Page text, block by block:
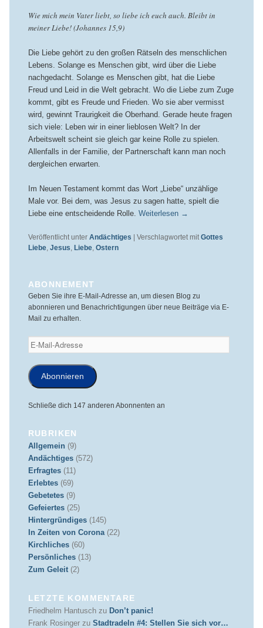
Wie mich mein Vater liebt, so liebe ich euch auch. Bleibt in
meiner Liebe! (Johannes 15,9)
Die Liebe gehört zu den großen Rätseln des menschlichen
Lebens. Solange es Menschen gibt, wird über die Liebe
nachgedacht. Solange es Menschen gibt, hat die Liebe
Freud und Leid in die Welt gebracht. Wo die Liebe zum Zuge
kommt, gibt es Freude und Frieden. Wo sie aber vermisst
wird, gewinnt Traurigkeit die Oberhand. Gerade heute fragen
sich viele: Leben wir in einer lieblosen Welt? In der
Arbeitswelt scheint sie gleich gar keine Rolle zu spielen.
Allenfalls in der Familie, der Partnerschaft kann man noch
dergleichen erwarten.
Im Neuen Testament kommt das Wort „Liebe“ unzählige
Male vor. Bei dem, was Jesus zu sagen hatte, spielt die
Liebe eine entscheidende Rolle. Weiterlesen →
Veröffentlicht unter Andächtiges Verschlagwortet mit Gottes
Liebe, Jesus, Liebe, Ostern
ABONNEMENT
Geben Sie ihre E-Mail-Adresse an, um diesen Blog zu
abonnieren und Benachrichtigungen über neue Beiträge via E-
Mail zu erhalten.
E-
Mail-
Adresse
Abonnieren
Schließe dich 147 anderen Abonnenten an
RUBRIKEN
Allgemein (9)
Andächtiges(572)
Erfragtes(11)
Erlebtes(69)
Gebetetes(9)
Gefeiertes(25)
Hintergründiges(145)
In Zeiten von Corona(22)
Kirchliches(60)
Persönliches(13)
Zum Geleit(2)
LETZTE KOMMENTARE
Friedhelm Hantuschzu Don’t panic!
Frank Rosingerzu Stadtradeln #4: Stellen Sie sich vor…